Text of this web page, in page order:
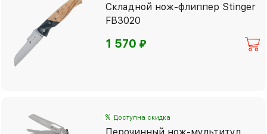
Складной нож-флиппер Stinger
FB3020
1 570⃏
% Доступна скидка